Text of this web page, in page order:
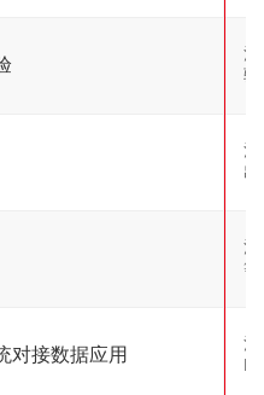
对接数据应用
注
验
注
注
等
注